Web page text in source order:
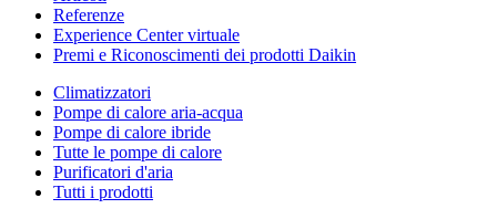
Referenze
Experience Center virtuale
Premi e Riconoscimenti dei prodotti Daikin
Climatizzatori
Pompe di calore aria-acqua
Pompe di calore ibride
Tutte le pompe di calore
Purificatori d'aria
Tutti i prodotti